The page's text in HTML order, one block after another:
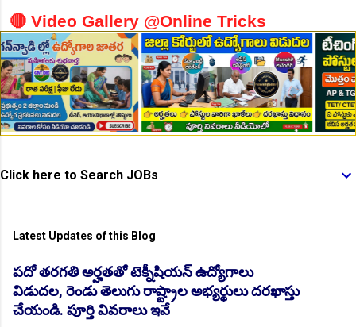
👆Online Applications Ends on 10-August-2026
🔴 Video Gallery @Online Tricks
Click here to Search JOBs
Latest Updates of this Blog
పదో తరగతి అర్హతతో టెక్నీషియన్ ఉద్యోగాలు
విడుదల, రెండు తెలుగు రాష్ట్రాల అభ్యర్థులు దరఖాస్తు
చేయండి. పూర్తి వివరాలు ఇవే